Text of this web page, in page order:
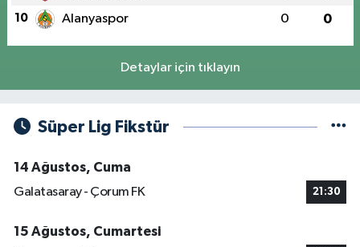
10 Alanyaspor 0 0
Detaylar için tıklayın
Süper Lig Fikstür
14 Ağustos, Cuma
Galatasaray - Çorum FK
21:30
15 Ağustos, Cumartesi